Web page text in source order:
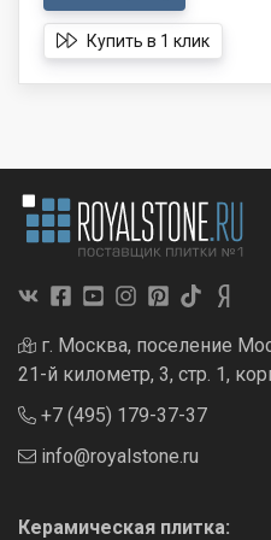
Купить в 1 клик
г. Москва, поселение
21-й километр, 3, стр. 1,
+7 (495) 179-37-37
info@royalstone.ru
Керамическая плитка: